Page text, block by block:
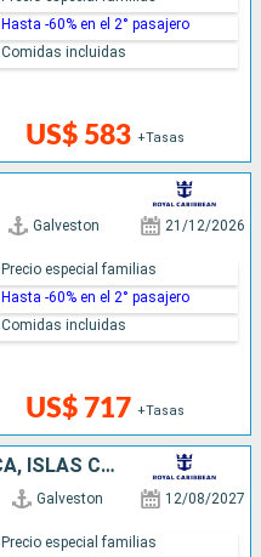
US$ 583 +Tasas
Hasta -60% en el 2° pasajero
Comidas incluidas
Galveston 21/12/2026
US$ 717 +Tasas
Precio especial familias
Hasta -60% en el 2° pasajero
Comidas incluidas
MÉXICO, HONDURAS, JAMAICA, ISLAS CAIMÁN, ESTADOS UNIDOS
Galveston 12/08/2027
Precio especial familias